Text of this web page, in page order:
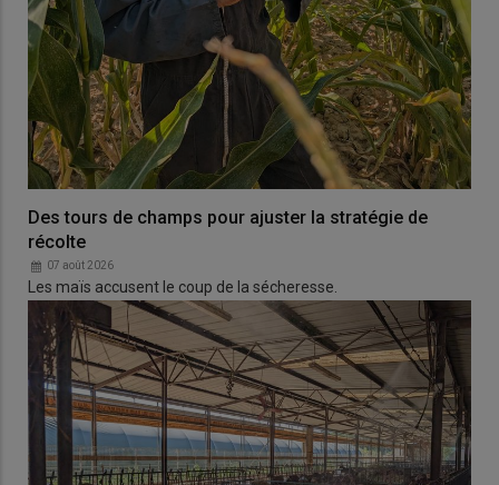
Des tours de champs pour ajuster la stratégie de
récolte
07 août 2026
Les maïs accusent le coup de la sécheresse.